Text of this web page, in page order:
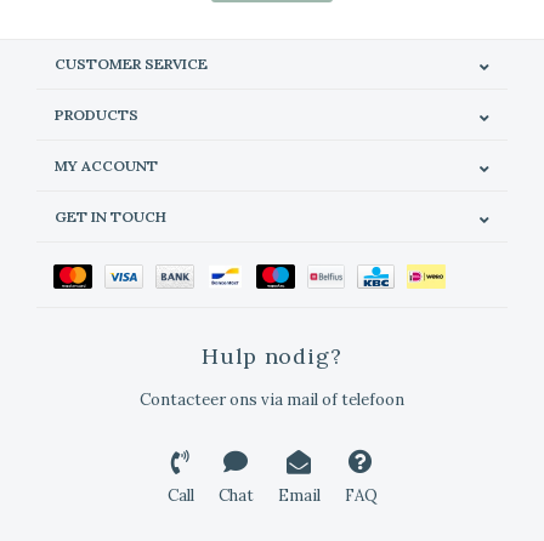
CUSTOMER SERVICE
PRODUCTS
MY ACCOUNT
GET IN TOUCH
Hulp nodig?
Contacteer ons via mail of telefoon
Call Chat Email FAQ